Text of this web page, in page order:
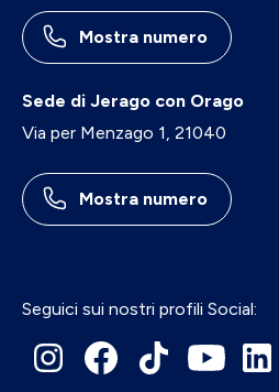
Mostra numero
Sede di Jerago con Orago
Via per Menzago 1, 21040
Mostra numero
Seguici sui nostri profili Social: